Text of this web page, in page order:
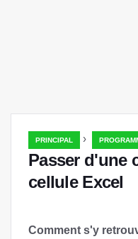
PRINCIPAL ›
Passer d'une
cellule Excel
Comment s'y